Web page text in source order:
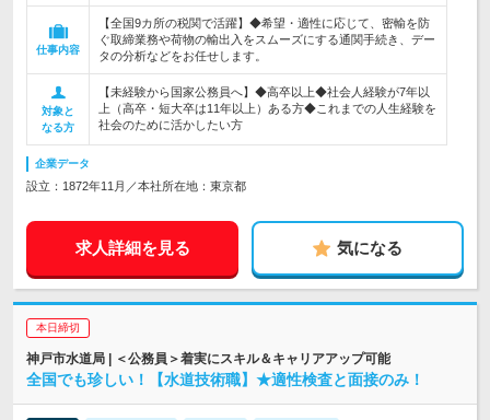
仕事内容
【全国9カ所の税関で活躍】◆希望・適性に応じて、密輸を防
ぐ取締業務や荷物の輸出入をスムーズにする通関手続き、デー
タの分析などをお任せします。
対象と
なる方
【未経験から国家公務員へ】◆高卒以上◆社会人経験が7年以
上（高卒・短大卒は11年以上）ある方◆これまでの人生経験を
社会のために活かしたい方
企業データ
設立：1872年11月／本社所在地：東京都
求人詳細を見る 気になる
本日締切
神戸市水道局 | ＜公務員＞着実にスキル＆キャリアアップ可能
全国でも珍しい！【水道技術職】★適性検査と面接のみ！